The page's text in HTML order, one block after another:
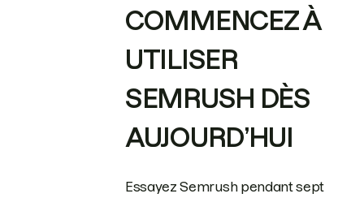
COMMENCEZ À
UTILISER
SEMRUSH DÈS
AUJOURD’HUI
Essayez Semrush pendant sept